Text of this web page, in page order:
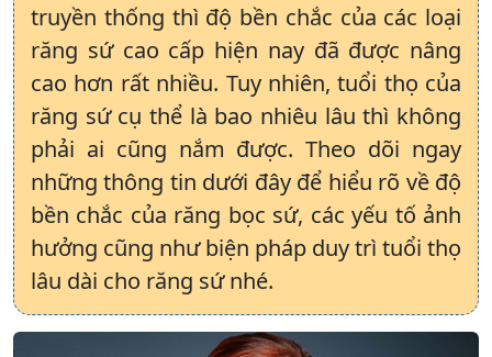
truyền thống thì độ bền chắc của các loại
răng sứ cao cấp hiện nay đã được nâng
cao hơn rất nhiều. Tuy nhiên, tuổi thọ của
răng sứ cụ thể là bao nhiêu lâu thì không
phải ai cũng nắm được. Theo dõi ngay
những thông tin dưới đây để hiểu rõ về độ
bền chắc của răng bọc sứ, các yếu tố ảnh
hưởng cũng như biện pháp duy trì tuổi thọ
lâu dài cho răng sứ nhé.